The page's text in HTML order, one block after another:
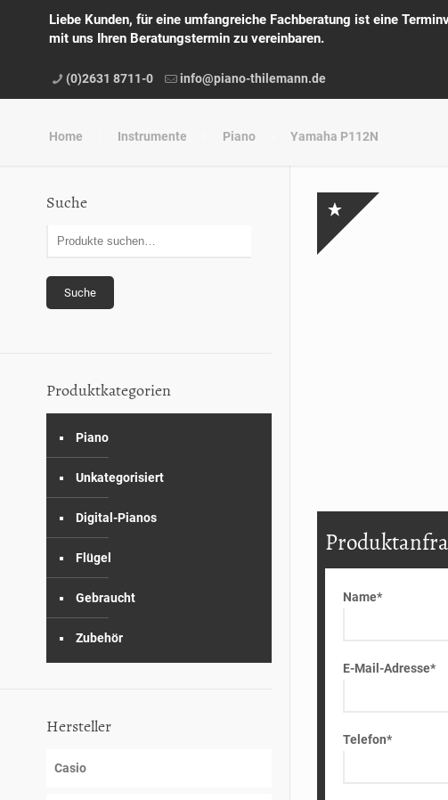
Liebe Kunden, für eine umfangreiche Fachberatung ist eine
mit uns Ihren Beratungstermin zu vereinbaren.
(0)2631 8711-0 info@piano-thilemann.de
Home Instrumente Piano Yamaha P112N
Name*
E-Mail-Adresse*
Telefon*
Suche
Suche
Produktkategorien
Piano
Unkategorisiert
Digital-Pianos
Flügel
Gebraucht
Zubehör
Hersteller
Casio